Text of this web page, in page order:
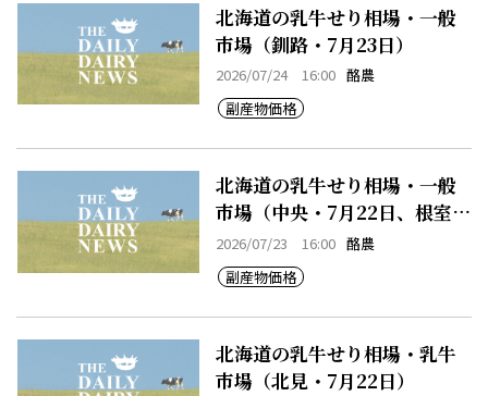
北海道の乳牛せり相場・一般
市場（釧路・7月23日）
2026/07/24 16:00 酪農
副産物価格
北海道の乳牛せり相場・一般
市場（中央・7月22日、根室・
7月22日）
2026/07/23 16:00 酪農
副産物価格
北海道の乳牛せり相場・乳牛
市場（北見・7月22日）